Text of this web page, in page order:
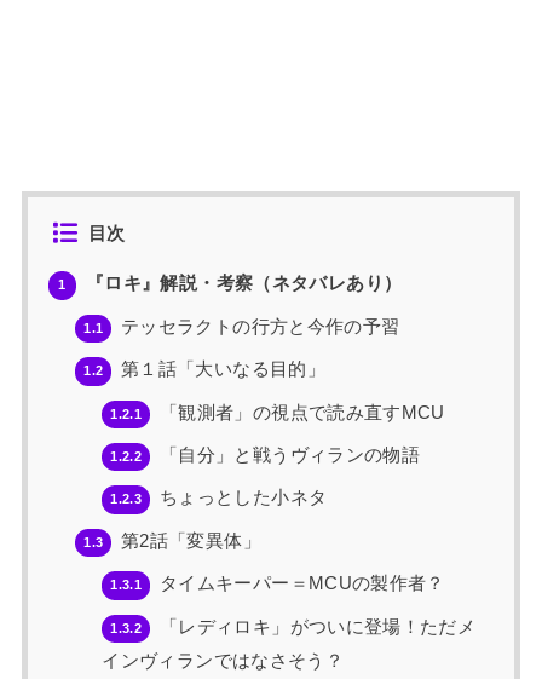
目次
1 『ロキ』解説・考察（ネタバレあり）
1.1 テッセラクトの行方と今作の予習
1.2 第１話「大いなる目的」
1.2.1 「観測者」の視点で読み直すMCU
1.2.2 「自分」と戦うヴィランの物語
1.2.3 ちょっとした小ネタ
1.3 第2話「変異体」
1.3.1 タイムキーパー＝MCUの製作者？
1.3.2
「レディロキ」がついに登場！ただメ
インヴィランではなさそう？